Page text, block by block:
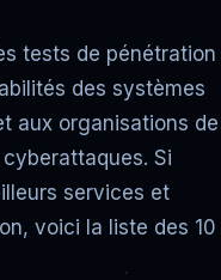
tests de pénétration
des systèmes
aux organisations de
Si
services et
voici la liste des 10